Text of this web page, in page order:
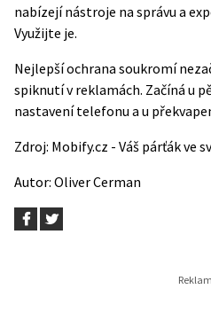
nabízejí nástroje na správu a
Využijte je.
Nejlepší ochrana soukromí
spiknutí v reklamách. Začíná u
nastavení telefonu a u
Zdroj: Mobify.cz - Váš párťák ve
Autor: Oliver Cerman